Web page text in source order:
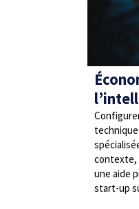
contexte,
une aide
start-up